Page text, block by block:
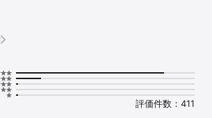
ト、ヒューストン、ダラス・フォートワー
やこしい劇場チケットの購入方法を簡単で効
評価件数：411